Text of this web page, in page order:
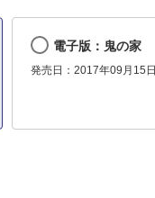
電子版：鬼の家
発売日：2017年09月15日